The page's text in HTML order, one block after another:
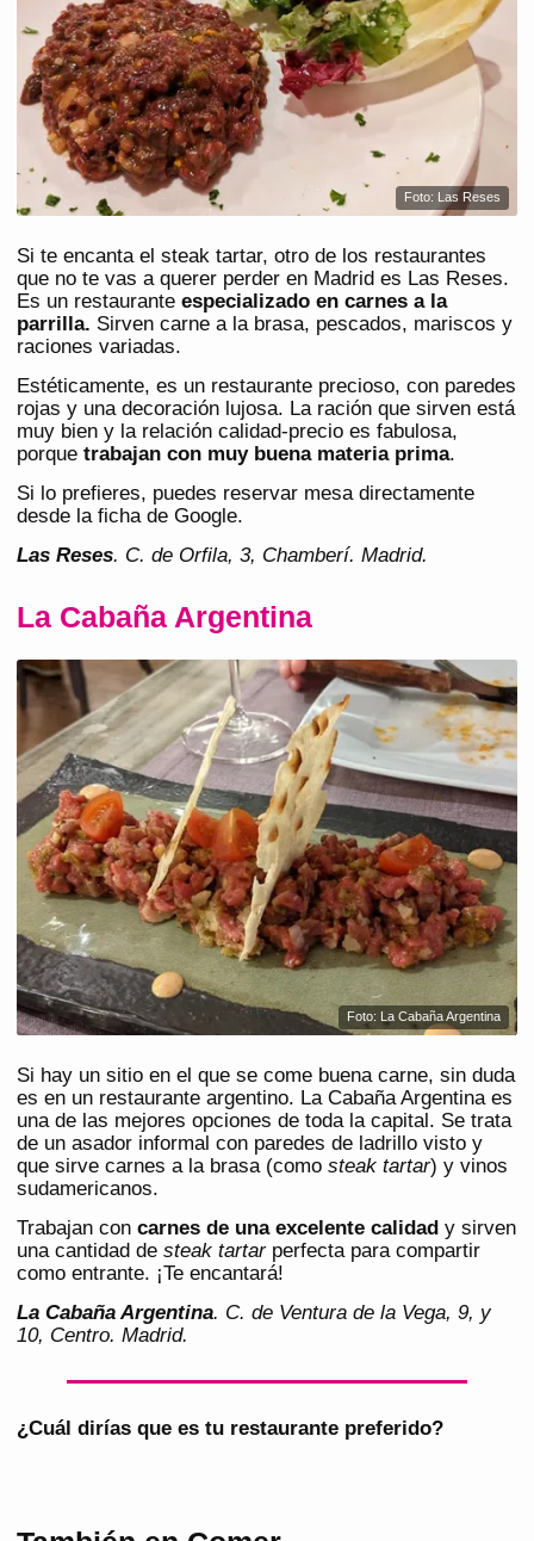
Foto: Las Reses
Si te encanta el steak tartar, otro de los restaurantes
que no te vas a querer perder en Madrid es Las Reses.
Es un restaurante especializado en carnes a la
parrilla. Sirven carne a la brasa, pescados, mariscos y
raciones variadas.
Estéticamente, es un restaurante precioso, con paredes
rojas y una decoración lujosa. La ración que sirven está
muy bien y la relación calidad-precio es fabulosa,
porque trabajan con muy buena materia prima.
Si lo prefieres, puedes reservar mesa directamente
desde la ficha de Google.
Las Reses. C. de Orfila, 3, Chamberí. Madrid.
La Cabaña Argentina
Foto: La Cabaña Argentina
Si hay un sitio en el que se come buena carne, sin duda
es en un restaurante argentino. La Cabaña Argentina es
una de las mejores opciones de toda la capital. Se trata
de un asador informal con paredes de ladrillo visto y
que sirve carnes a la brasa (como steak tartar) y vinos
sudamericanos.
Trabajan con carnes de una excelente calidad y sirven
una cantidad de steak tartarperfecta para compartir
como entrante. ¡Te encantará!
La Cabaña Argentina. C. de Ventura de la Vega, 9, y
10, Centro. Madrid.
¿Cuál dirías que es tu restaurante preferido?